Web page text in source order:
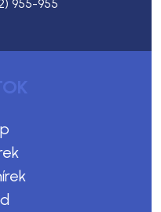
955-955